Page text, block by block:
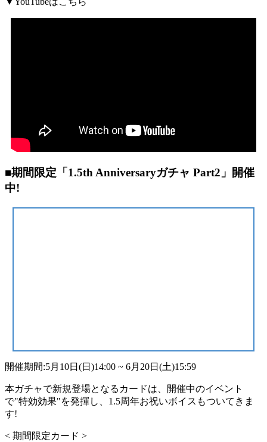
■期間限定「1.5th Anniversaryガチャ Part2」開催
中!
開催期間:5月10日(日)14:00 ~ 6月20日(土)15:59
本ガチャで新規登場となるカードは、開催中のイベント
で"特効効果"を発揮し、1.5周年お祝いボイスもついてきま
す!
< 期間限定カード >